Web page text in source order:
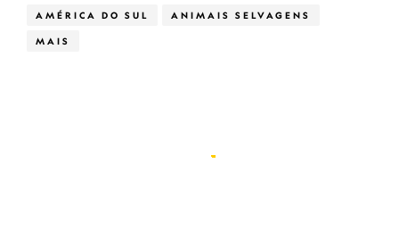
AMÉRICA DO SUL ANIMAIS SELVAGENS
MAIS